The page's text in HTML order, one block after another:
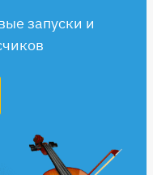
запуски и